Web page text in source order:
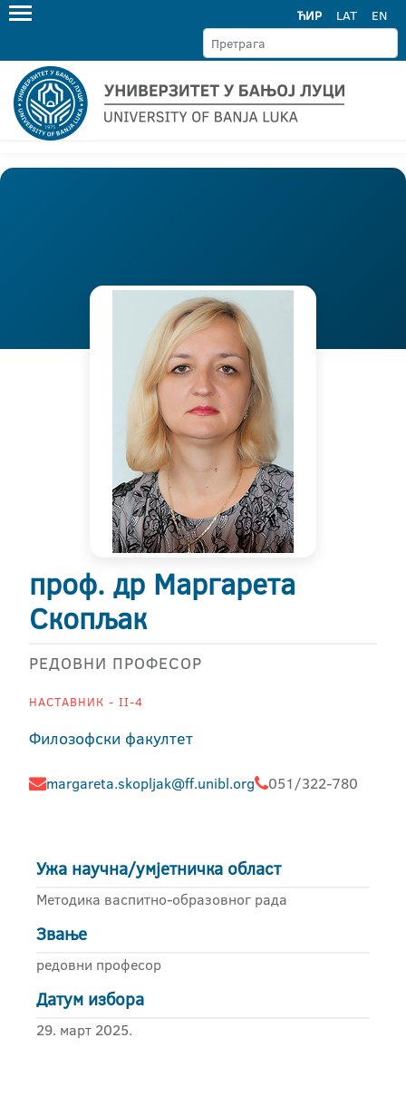
ЋИР LAT EN
проф. др Маргарета
Скопљак
РЕДОВНИ ПРОФЕСОР
НАСТАВНИК - II-4
Филозофски факултет
margareta.skopljak@ff.unibl.org 051/322-780
Ужа научна/умјетничка област
Методика васпитно-образовног рада
Звање
редовни професор
Датум избора
29. март 2025.